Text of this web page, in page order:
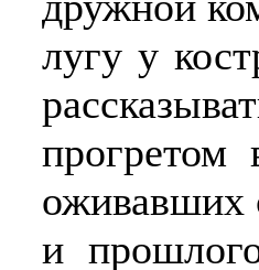
лугу у
прогретом
оживавших
и